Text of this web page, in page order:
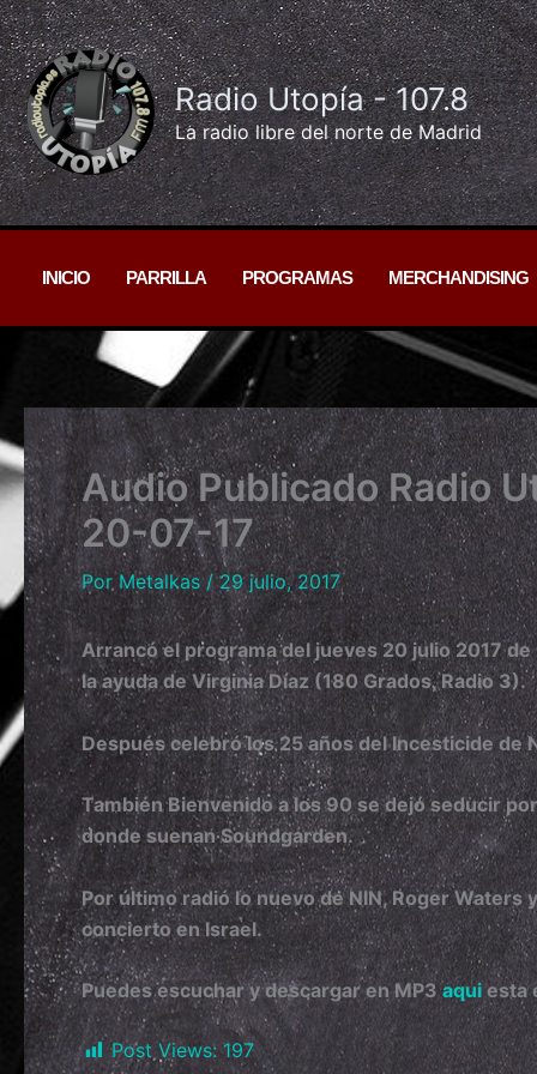
Ir
al
contenido
Radio Utopía - 107.8
La radio libre del norte de Madrid
INICIO PARRILLA PROGRAMAS MERCHANDISING
Audio Publicado Radio
20-07-17
PorMetalkas/29 julio, 2017
Arrancó el programa del jueves 20 julio 2017
la ayuda de Virginia Díaz (180 Grados, Radio 3).
Después celebró los 25 años del Incesticide de
También Bienvenido a los 90 se dejó seducir
donde suenan Soundgarden.
Por último radió lo nuevo de NIN, Roger
concierto en Israel.
Puedes escuchar y descargar en MP3aquiesta
Post Views: 197